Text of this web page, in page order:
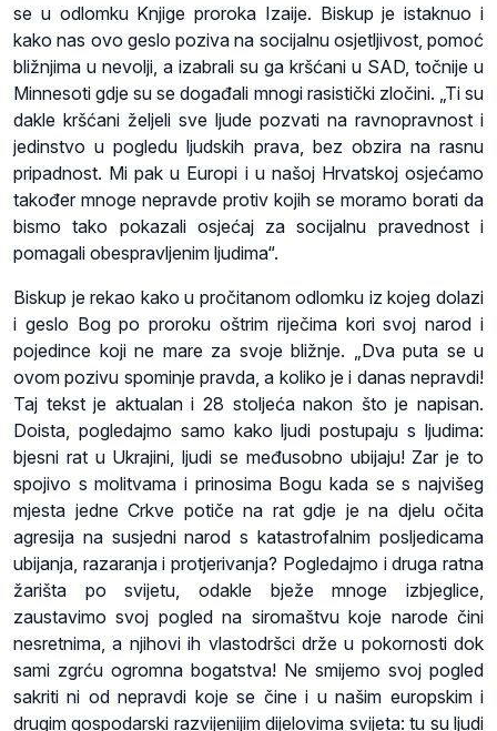
se u odlomku Knjige proroka Izaije. Biskup je istaknuo i
kako nas ovo geslo poziva na socijalnu osjetljivost, pomoć
bližnjima u nevolji, a izabrali su ga kršćani u SAD, točnije u
Minnesoti gdje su se događali mnogi rasistički zločini. „Ti su
dakle kršćani željeli sve ljude pozvati na ravnopravnost i
jedinstvo u pogledu ljudskih prava, bez obzira na rasnu
pripadnost. Mi pak u Europi i u našoj Hrvatskoj osjećamo
također mnoge nepravde protiv kojih se moramo borati da
bismo tako pokazali osjećaj za socijalnu pravednost i
pomagali obespravljenim ljudima“.
Biskup je rekao kako u pročitanom odlomku iz kojeg dolazi
i geslo Bog po proroku oštrim riječima kori svoj narod i
pojedince koji ne mare za svoje bližnje. „Dva puta se u
ovom pozivu spominje pravda, a koliko je i danas nepravdi!
Taj tekst je aktualan i 28 stoljeća nakon što je napisan.
Doista, pogledajmo samo kako ljudi postupaju s ljudima:
bjesni rat u Ukrajini, ljudi se međusobno ubijaju! Zar je to
spojivo s molitvama i prinosima Bogu kada se s najvišeg
mjesta jedne Crkve potiče na rat gdje je na djelu očita
agresija na susjedni narod s katastrofalnim posljedicama
ubijanja, razaranja i protjerivanja? Pogledajmo i druga ratna
žarišta po svijetu, odakle bježe mnoge izbjeglice,
zaustavimo svoj pogled na siromaštvu koje narode čini
nesretnima, a njihovi ih vlastodršci drže u pokornosti dok
sami zgrću ogromna bogatstva! Ne smijemo svoj pogled
sakriti ni od nepravdi koje se čine i u našim europskim i
drugim gospodarski razvijenijim dijelovima svijeta: tu su ljudi